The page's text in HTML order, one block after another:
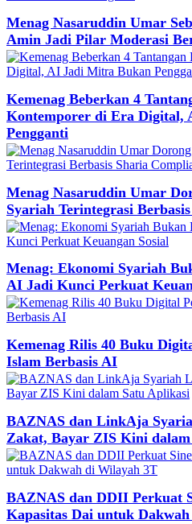
Menag Nasaruddin Umar
Amin Jadi Pilar Moderasi
Kemenag Beberkan 4
Kontemporer di Era Digital,
Pengganti
Menag Nasaruddin Umar
Syariah Terintegrasi
Menag: Ekonomi Syariah
AI Jadi Kunci Perkuat
Kemenag Rilis 40 Buku
Islam Berbasis AI
BAZNAS dan LinkAja
Zakat, Bayar ZIS Kini
BAZNAS dan DDII Perkuat
Kapasitas Dai untuk